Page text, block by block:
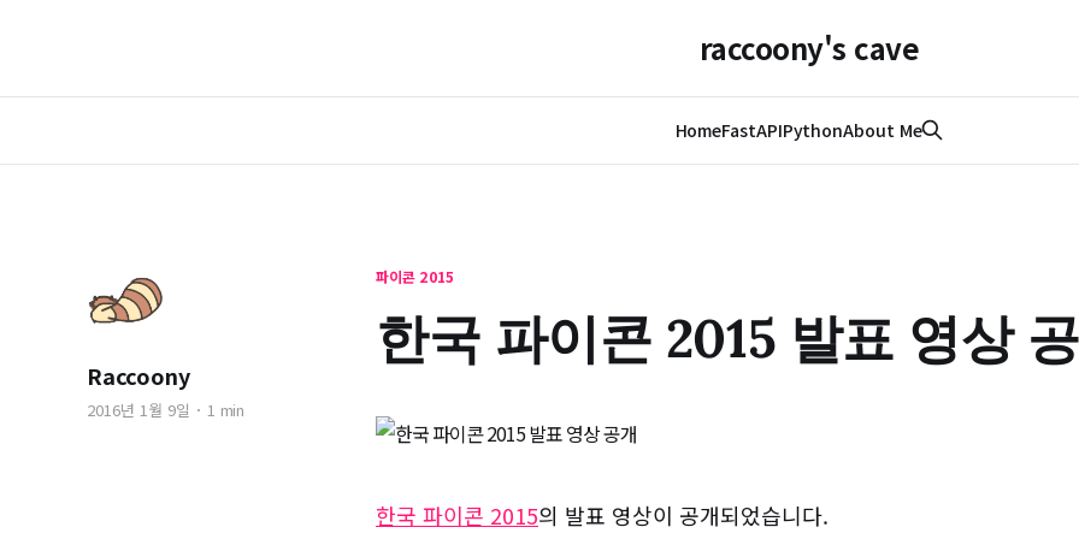
raccoony's cave
HomeFastAPIPythonAbout Me
파이콘 2015
한국 파이콘 2015 발표 영상
Raccoony
2016년 1월 9일 1 min
한국 파이콘 2015의 발표 영상이 공개되었습니다.